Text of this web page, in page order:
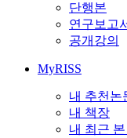
단행본
연구보고
공개강의
MyRISS
내 추천논
내 책장
내 최근